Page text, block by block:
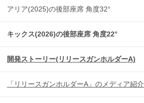
アリア(2025)の後部座席 角度32°
キックス(2026)の後部座席 角度22°
開発ストーリー(リリースガンホルダーA)
「リリースガンホルダーA」のメディア紹介